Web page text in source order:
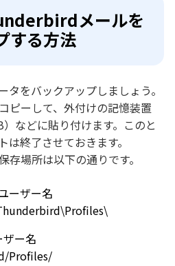
メールを
する方法
をバックアップしましょう。
ピーして、外付けの記憶装置
）などに貼り付けます。このと
終了させておきます。
場所は以下の通りです。
ーザー名
ー名
Profiles/